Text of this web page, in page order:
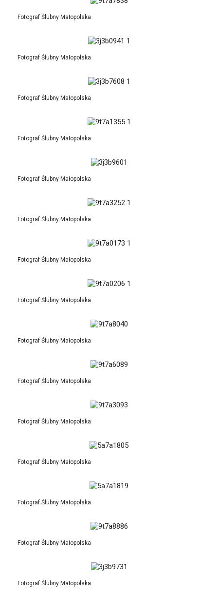
Fotograf Ślubny Małopolska
Fotograf Ślubny Małopolska
Fotograf Ślubny Małopolska
Fotograf Ślubny Małopolska
Fotograf Ślubny Małopolska
Fotograf Ślubny Małopolska
Fotograf Ślubny Małopolska
Fotograf Ślubny Małopolska
Fotograf Ślubny Małopolska
Fotograf Ślubny Małopolska
Fotograf Ślubny Małopolska
Fotograf Ślubny Małopolska
Fotograf Ślubny Małopolska
Fotograf Ślubny Małopolska
Fotograf Ślubny Małopolska